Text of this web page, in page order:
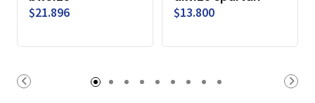
$21.896 $13.800